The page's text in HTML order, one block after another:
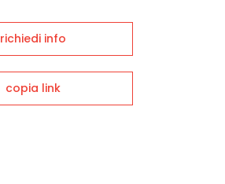
richiedi info
copia link